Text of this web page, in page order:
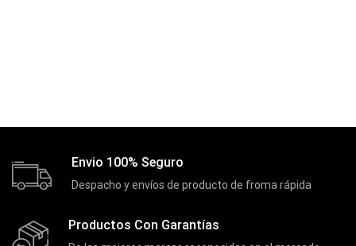
Envio 100% Seguro
Despacho y envíos de producto de froma rápida
Productos Con Garantías